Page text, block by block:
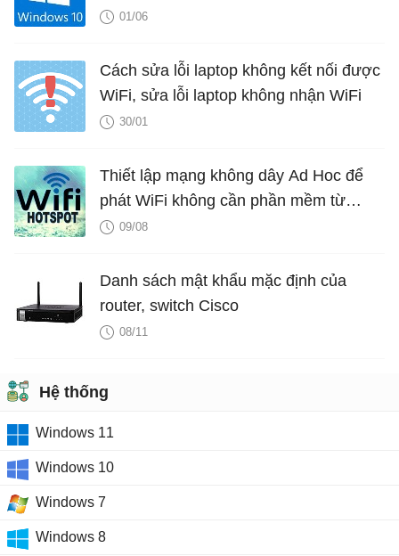
01/06
Cách sửa lỗi laptop không kết nối được
WiFi, sửa lỗi laptop không nhận WiFi
30/01
Thiết lập mạng không dây Ad Hoc để
phát WiFi không cần phần mềm từ
laptop
09/08
Danh sách mật khẩu mặc định của
router, switch Cisco
08/11
Hệ thống
Windows 11
Windows 10
Windows 7
Windows 8